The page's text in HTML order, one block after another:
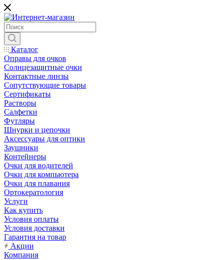
Каталог
Оправы для очков
Солнцезащитные очки
Контактные линзы
Сопутствующие товары
Сертификаты
Растворы
Салфетки
Футляры
Шнурки и цепочки
Аксессуары для оптики
Заушники
Контейнеры
Очки для водителей
Очки для компьютера
Очки для плавания
Ортокератология
Услуги
Как купить
Условия оплаты
Условия доставки
Гарантия на товар
Акции
Компания